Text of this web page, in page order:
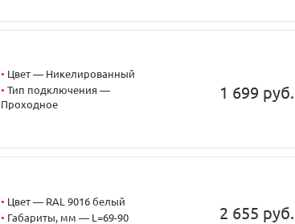
• Цвет — Никелированный
• Тип подключения —
Проходное
1 699 руб.
• Цвет — RAL 9016 белый
• Габариты, мм — L=69-90 2 655 руб.